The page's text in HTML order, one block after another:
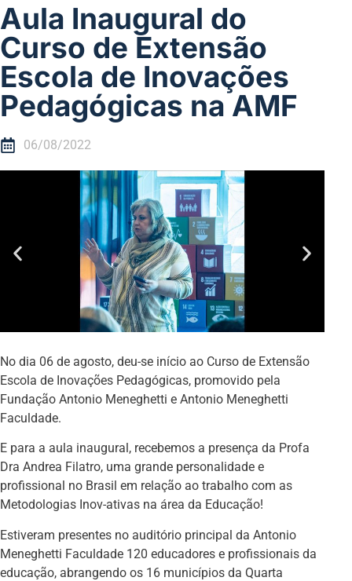
Aula Inaugural do
Curso de Extensão
Escola de Inovações
Pedagógicas na AMF
06/08/2022
No dia 06 de agosto, deu-se início ao Curso de Extensão
Escola de Inovações Pedagógicas, promovido pela
Fundação Antonio Meneghetti e Antonio Meneghetti
Faculdade.
E para a aula inaugural, recebemos a presença da Profa
Dra Andrea Filatro, uma grande personalidade e
profissional no Brasil em relação ao trabalho com as
Metodologias Inov-ativas na área da Educação!
Estiveram presentes no auditório principal da Antonio
Meneghetti Faculdade 120 educadores e profissionais da
educação, abrangendo os 16 municípios da Quarta